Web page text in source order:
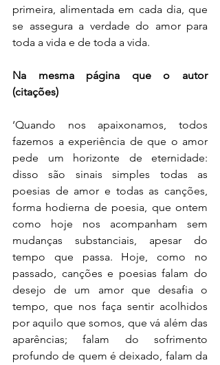
primeira, alimentada em cada dia, que
se assegura a verdade do amor para
toda a vida e de toda a vida.
Na mesma página que o autor
(citações)
‘Quando nos apaixonamos, todos
fazemos a experiência de que o amor
pede um horizonte de eternidade:
disso são sinais simples todas as
poesias de amor e todas as canções,
forma hodierna de poesia, que ontem
como hoje nos acompanham sem
mudanças substanciais, apesar do
tempo que passa. Hoje, como no
passado, canções e poesias falam do
desejo de um amor que desafia o
tempo, que nos faça sentir acolhidos
por aquilo que somos, que vá além das
aparências; falam do sofrimento
profundo de quem é deixado, falam da